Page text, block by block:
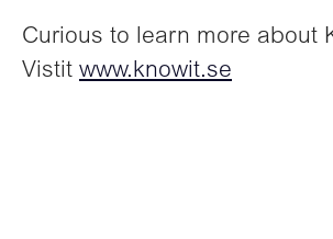
Curious to learn more about
Vistit www.knowit.se